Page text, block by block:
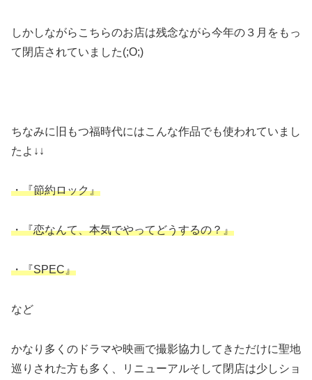
しかしながらこちらのお店は残念ながら今年の３月をもっ
て閉店されていました(;O;)
ちなみに旧もつ福時代にはこんな作品でも使われていまし
たよ↓↓
・『節約ロック』
・『恋なんて、本気でやってどうするの？』
・『SPEC』
など
かなり多くのドラマや映画で撮影協力してきただけに聖地
巡りされた方も多く、リニューアルそして閉店は少しショ